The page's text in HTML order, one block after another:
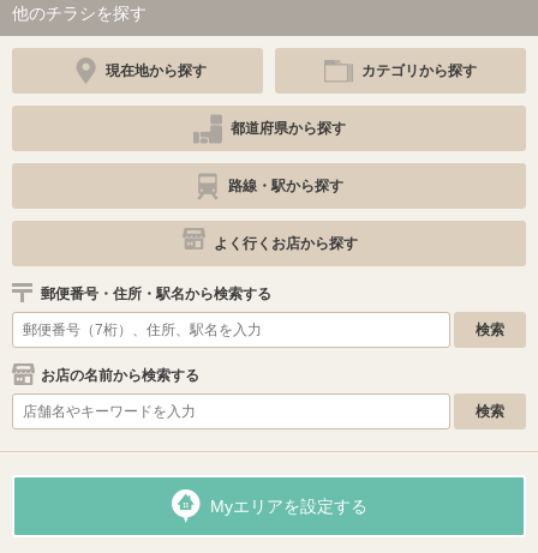
他のチラシを探す
現在地から探す カテゴリから探す
都道府県から探す
路線・駅から探す
よく行くお店から探す
郵便番号・住所・駅名から検索する
お店の名前から検索する
Myエリアを設定する